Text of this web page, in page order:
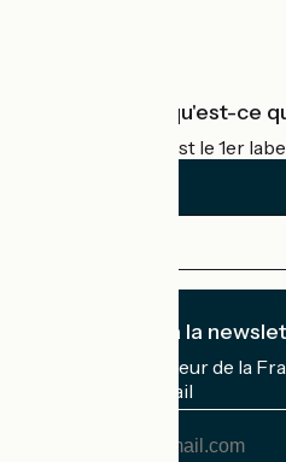
Accueil Vélo qu'est-ce
Accueil Vélo c'est le 1er
Je m'abonne à la
Recevez le meilleur de la
Mon adresse mail